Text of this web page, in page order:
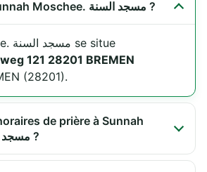
Où se trouve Sunnah Moschee. مسجد السنة ?
Sunnah Moschee. مسجد السنة se situe
121 28201 BREMEN
(28201).
de prière à Sunnah
Moschee. مسجد السنة ?